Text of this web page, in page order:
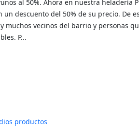
al 50%. Ahora en nuestra heladería
descuento del 50% de su precio. De
muchos vecinos del barrio y personas
P...
productos